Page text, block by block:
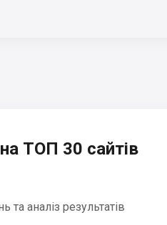
ТОП 30 сайтів
аналіз результатів